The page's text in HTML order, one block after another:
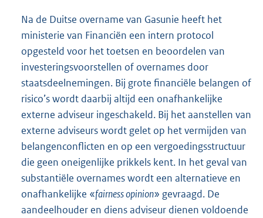
Na de Duitse overname van Gasunie heeft het
ministerie van Financiën een intern protocol
opgesteld voor het toetsen en beoordelen van
investeringsvoorstellen of overnames door
staatsdeelnemingen. Bij grote financiële belangen of
risico’s wordt daarbij altijd een onafhankelijke
externe adviseur ingeschakeld. Bij het aanstellen van
externe adviseurs wordt gelet op het vermijden van
belangenconflicten en op een vergoedingsstructuur
die geen oneigenlijke prikkels kent. In het geval van
substantiële overnames wordt een alternatieve en
onafhankelijke «fairness opinion» gevraagd. De
aandeelhouder en diens adviseur dienen voldoende